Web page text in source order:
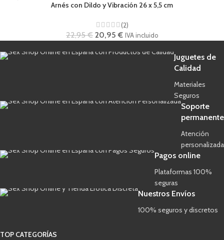
Arnés con Dildo y Vibración 26 x 5,5 cm
(2)
22,95€ 20,95€ IVA incluido
Juguetes de
Calidad
Materiales
Seguros
Soporte
permanente
Atención
personalizada
Pagos online
Plataformas 100%
seguras
Nuestros Envíos
100% seguros y discretos
TOP CATEGORÍAS